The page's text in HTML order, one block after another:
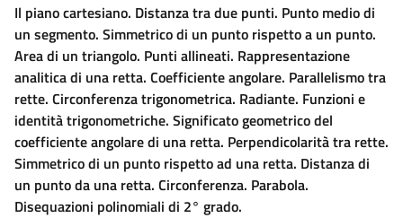
Il piano cartesiano. Distanza tra due punti. Punto medio di
un segmento. Simmetrico di un punto rispetto a un punto.
Area di un triangolo. Punti allineati. Rappresentazione
analitica di una retta. Coefficiente angolare. Parallelismo tra
rette. Circonferenza trigonometrica. Radiante. Funzioni e
identità trigonometriche. Significato geometrico del
coefficiente angolare di una retta. Perpendicolarità tra rette.
Simmetrico di un punto rispetto ad una retta. Distanza di
un punto da una retta. Circonferenza. Parabola.
Disequazioni polinomiali di 2° grado.